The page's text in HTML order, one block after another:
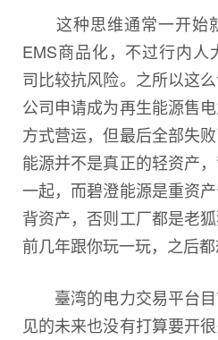
这种思维通常一开始
EMS商品化，不过行内人
司比较抗风险。之所以这
公司申请成为再生能源售
方式营运，但最后全部失
能源并不是真正的轻资产
一起，而碧澄能源是重资
背资产，否则工厂都是老
前几年跟你玩一玩，之后都
臺湾的电力交易平台目
见的未来也没有打算要开